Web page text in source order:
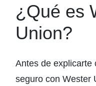
¿Qué es
Union?
Antes de explicarte
seguro con Wester